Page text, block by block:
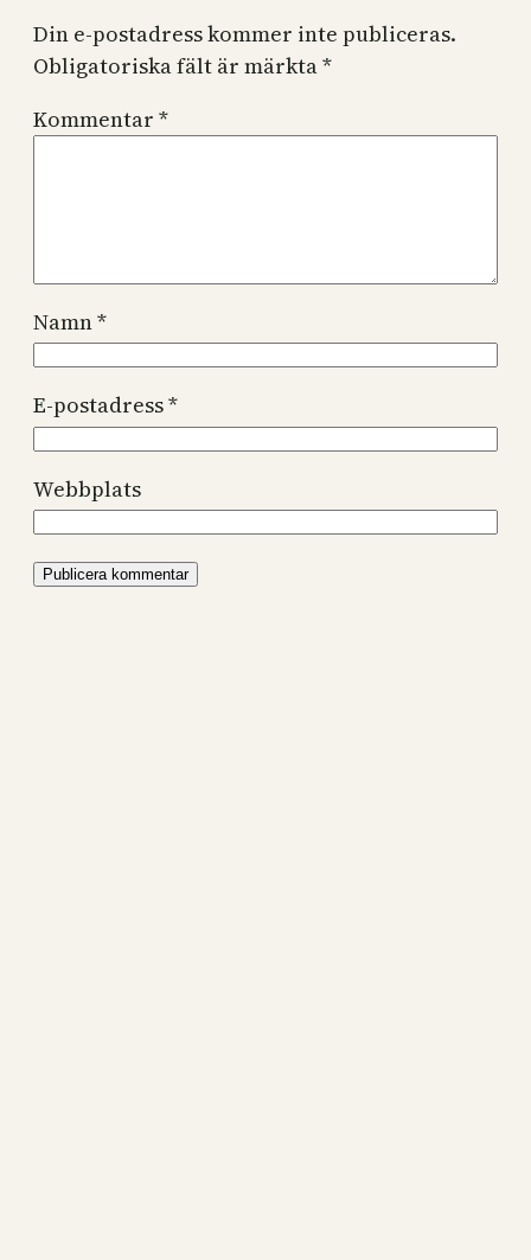
Din e-postadress kommer inte publiceras.
Obligatoriska fält är märkta*
Kommentar *
Namn*
E-postadress*
Webbplats